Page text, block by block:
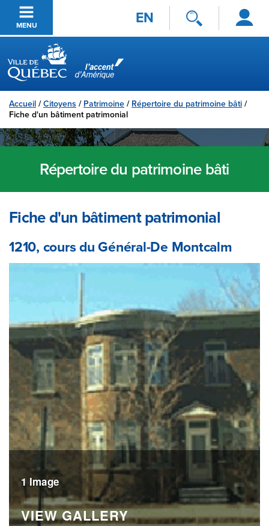
Passer au contenu principal
MENU EN
Se
connecter
Ville de Québec
Accueil /Citoyens / Patrimoine / Répertoire du patrimoine bâti /
Fiche d'un bâtiment patrimonial
Répertoire du patrimoine bâti
Fiche d'un bâtiment patrimonial
1210, cours du Général-De Montcalm
1 Image
VIEW GALLERY